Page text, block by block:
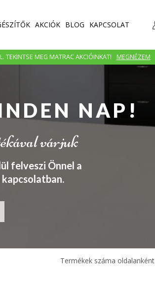
AKCIÓK BLOG KAPCSOLAT
TEKINTSE MEG MATRAC AKCIÓINKAT! MEGNÉZEM
NAP!
várjuk
felveszi Önnel a
Termékek száma oldalanként